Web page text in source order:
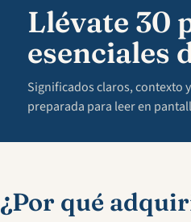
Llévate 30
esenciales
Significados claros, contexto
preparada para leer en
¿Por qué